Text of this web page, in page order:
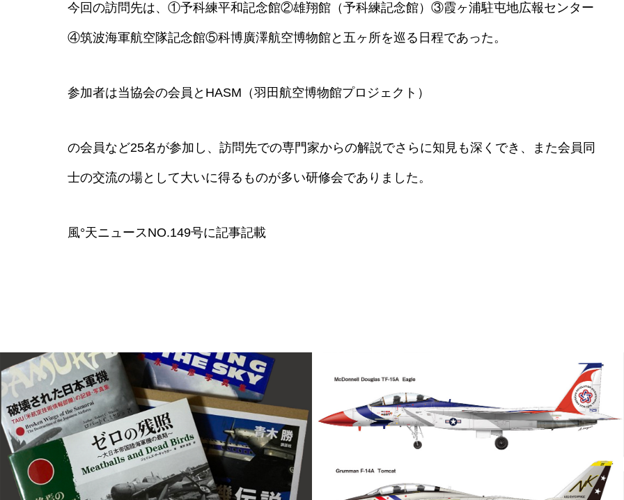
今回の訪問先は、①予科練平和記念館②雄翔館（予科練記念館）③霞ヶ浦駐屯地広報センター
④筑波海軍航空隊記念館⑤科博廣澤航空博物館と五ヶ所を巡る日程であった。
参加者は当協会の会員とHASM（羽田航空博物館プロジェクト）
の会員など25名が参加し、訪問先での専門家からの解説でさらに知見も深くでき、また会員同
士の交流の場として大いに得るものが多い研修会でありました。
風°天ニュースNO.149号に記事記載